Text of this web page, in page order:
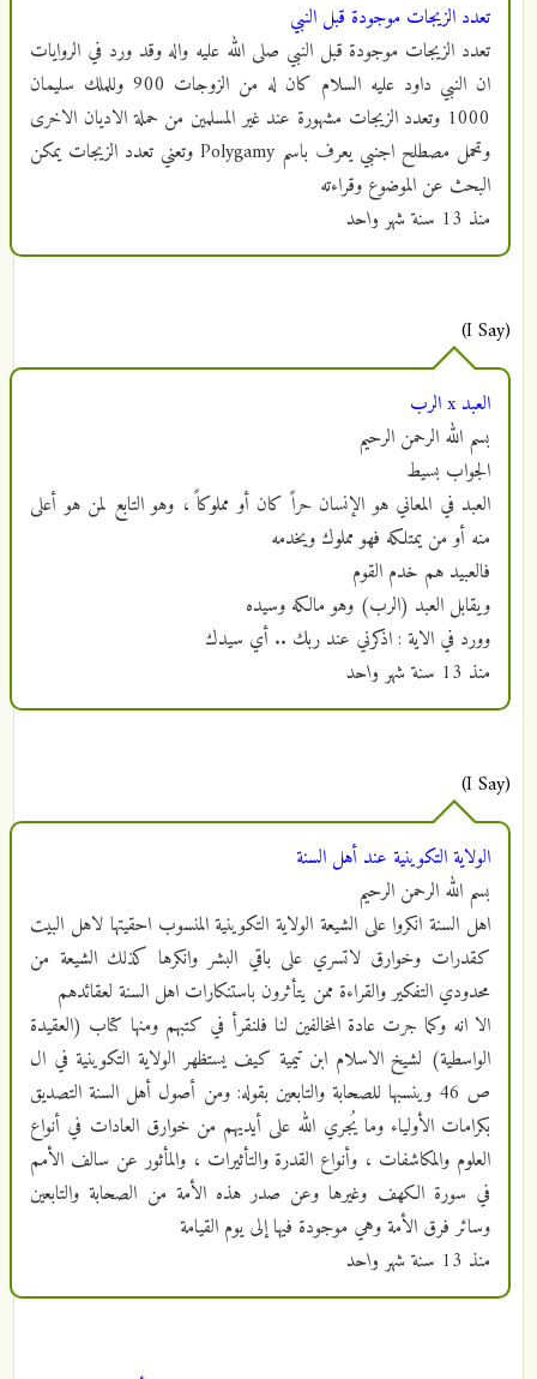
تعدد الزيجات موجودة قبل النبي
تعدد الزيجات موجودة قبل النبي صلى الله عليه واله وقد ورد في الروايات
ان النبي داود عليه السلام كان له من الزوجات 900 وللملك سليمان
1000 وتعدد الزيجات مشهورة عند غير المسلمين من حملة الاديان الاخرى
وتحمل مصطلح اجنبي يعرف باسم Polygamy وتعني تعدد الزيجات يمكن
البحث عن الموضوع وقراءته
منذ 13 سنة شهر واحد
(I Say)
العبد x الرب
بسم الله الرحمن الرحيم
الجواب بسيط
العبد في المعاني هو الإنسان حراً كان أو مملوكاً ، وهو التابع لمن هو أعلى
منه أو من يمتلكه فهو مملوك ويخدمه
فالعبيد هم خدم القوم
ويقابل العبد (الرب) وهو مالكه وسيده
وورد في الاية : اذكرني عند ربك .. أي سيدك
منذ 13 سنة شهر واحد
(I Say)
الولاية التكوينية عند أهل السنة
بسم الله الرحمن الرحيم
اهل السنة انكروا على الشيعة الولاية التكوينية المنسوب احقيتها لاهل البيت
كقدرات وخوارق لاتسري على باقي البشر وانكرها كذلك الشيعة من
محدودي التفكير والقراءة ممن يتأثرون باستنكارات اهل السنة لعقائدهم
الا انه وكما جرت عادة المخالفين لنا فلنقرأ في كتبهم ومنها كتاب (العقيدة
الواسطية) لشيخ الاسلام ابن تيمية كيف يستظهر الولاية التكوينية في ال
ص 46 وينسبها للصحابة والتابعين بقوله: ومن أصول أهل السنة التصديق
بكرامات الأولياء وما يُجري الله على أيديهم من خوارق العادات في أنواع
العلوم والمكاشفات ، وأنواع القدرة والتأثيرات ، والمأثور عن سالف الأمم
في سورة الكهف وغيرها وعن صدر هذه الأمة من الصحابة والتابعين
وسائر فرق الأمة وهي موجودة فيها إلى يوم القيامة
منذ 13 سنة شهر واحد